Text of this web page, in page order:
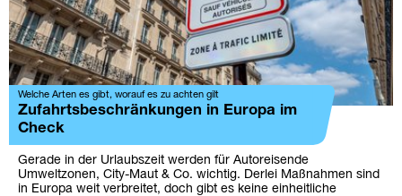
Welche Arten es gibt, worauf es zu achten gilt
Zufahrtsbeschränkungen in Europa im
Check
Gerade in der Urlaubszeit werden für Autoreisende
Umweltzonen, City-Maut & Co. wichtig. Derlei Maßnahmen sind
in Europa weit verbreitet, doch gibt es keine einheitliche